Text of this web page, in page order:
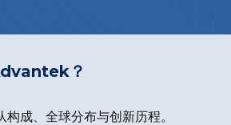
？
成、全球分布与创新历程。